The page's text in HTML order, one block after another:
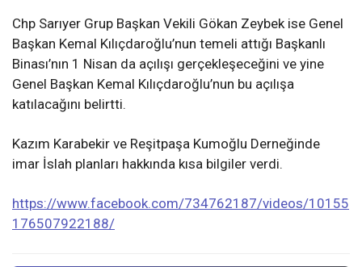
Chp Sarıyer Grup Başkan Vekili Gökan Zeybek ise Genel
Başkan Kemal Kılıçdaroğlu’nun temeli attığı Başkanlı
Binası’nın 1 Nisan da açılışı gerçekleşeceğini ve yine
Genel Başkan Kemal Kılıçdaroğlu’nun bu açılışa
katılacağını belirtti.
Kazım Karabekir ve Reşitpaşa Kumoğlu Derneğinde
imar İslah planları hakkında kısa bilgiler verdi.
https://www.facebook.com/734762187/videos/10155
176507922188/